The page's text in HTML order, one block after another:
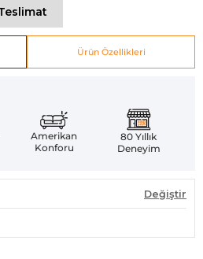
Ürün Özellikleri
Amerikan
Konforu
80 Yıllık
Deneyim
Değiştir